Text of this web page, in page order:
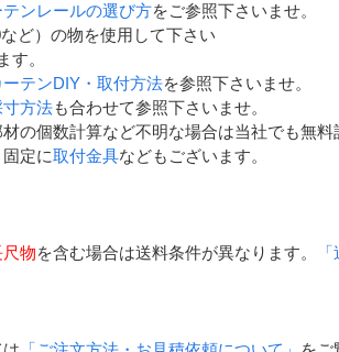
テンレールの選び方をご参照下さいませ。
ど）の物を使用して下さい
す。
ーテンDIY・取付方法を参照下さいませ。
寸方法も合わせて参照下さいませ。
の個数計算など不明な場合は当社でも無料
定に取付金具などもございます。
物を含む場合は送料条件が異なります。